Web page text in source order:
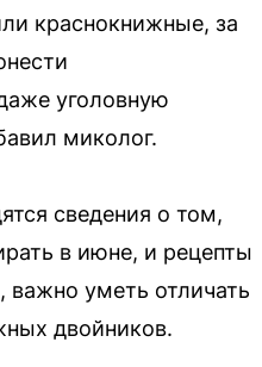
краснокнижные, за
уголовную
миколог.
сведения о том,
в июне, и рецепты
уметь отличать
двойников.